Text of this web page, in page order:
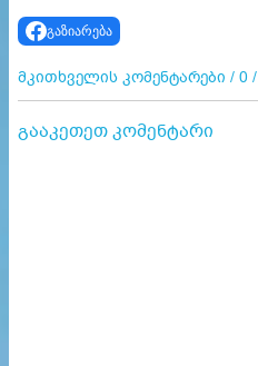
გაზიარება
მკითხველის კომენტარები / 0 /
გააკეთეთ კომენტარი